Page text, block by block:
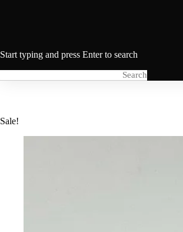
Start typing and press Enter to search
Sale!